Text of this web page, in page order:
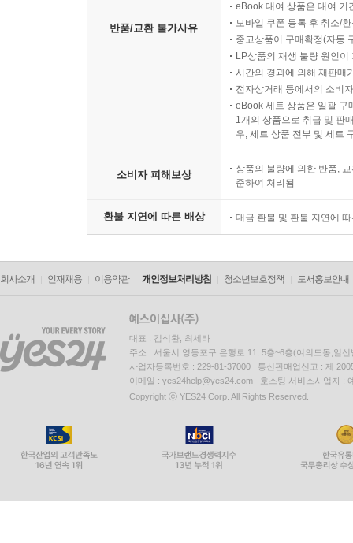
반품/교환 불가사유
eBook 대여 상품은 대여 기
모바일 쿠폰 등록 후 취소/
중고상품이 구매확정(자동
LP상품의 재생 불량 원인
시간의 경과에 의해 재판매
전자상거래 등에서의 소비
eBook 세트 상품은 일괄 구
1개의 상품으로 취급 및 판
우, 세트 상품 전부 및 세트
소비자 피해보상
상품의 불량에 의한 반품,
준하여 처리됨
환불 지연에 따른 배상 대금 환불 및 환불 지연에
회사소개 인재채용 이용약관 개인정보처리방침 청소년보호정책 도서홍보안내
대표 : 김석환, 최세라
주소 : 서울시 영등포구 은행로 11, 5층~6층(여의도동,일신
사업자등록번호 : 229-81-37000 통신판매업신고 : 제
이메일 : yes24help@yes24.com 호스팅 서비스사업자 :
Copyright ⓒ YES24 Corp. All Rights Reserved.